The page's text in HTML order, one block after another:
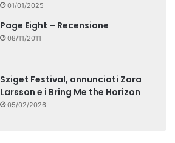
01/01/2025
Page Eight – Recensione
08/11/2011
Sziget Festival, annunciati Zara
Larsson e i Bring Me the Horizon
05/02/2026